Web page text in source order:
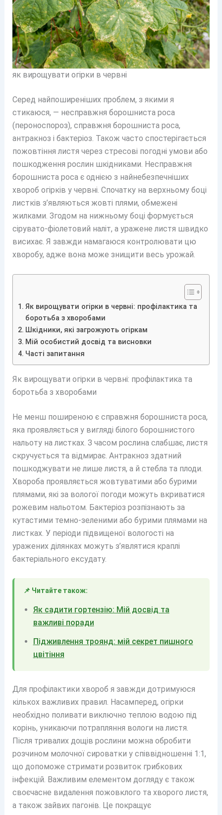
як вирощувати огірки в червні
Серед найпоширеніших проблем, з якими я
стикаюся, — несправжня борошниста роса
(пероноспороз), справжня борошниста роса,
антракноз і бактеріоз. Також часто спостерігається
пожовтіння листя через стресові погодні умови або
пошкодження рослин шкідниками. Несправжня
борошниста роса є однією з найнебезпечніших
хвороб огірків у червні. Спочатку на верхньому боці
листків з’являються жовті плями, обмежені
жилками. Згодом на нижньому боці формується
сірувато-фіолетовий наліт, а уражене листя швидко
висихає. Я завжди намагаюся контролювати цю
хворобу, адже вона може знищити весь урожай.
Як вирощувати огірки в червні: профілактика та
боротьба з хворобами
Шкідники, які загрожують огіркам
Мій особистий досвід та висновки
Часті запитання
Як вирощувати огірки в червні: профілактика та
боротьба з хворобами
Не менш поширеною є справжня борошниста роса,
яка проявляється у вигляді білого борошнистого
нальоту на листках. З часом рослина слабшає, листя
скручується та відмирає. Антракноз здатний
пошкоджувати не лише листя, а й стебла та плоди.
Хвороба проявляється жовтуватими або бурими
плямами, які за вологої погоди можуть вкриватися
рожевим нальотом. Бактеріоз розпізнають за
кутастими темно-зеленими або бурими плямами на
листках. У періоди підвищеної вологості на
уражених ділянках можуть з’являтися краплі
бактеріального ексудату.
📌 Читайте також:
Як садити гортензію: Мій досвід та
важливі поради
Підживлення троянд: мій секрет пишного
цвітіння
Для профілактики хвороб я завжди дотримуюся
кількох важливих правил. Насамперед, огірки
необхідно поливати виключно теплою водою під
корінь, уникаючи потрапляння вологи на листя.
Після тривалих дощів рослини можна обробити
розчином молочної сироватки у співвідношенні 1:1,
що допоможе стримати розвиток грибкових
інфекцій. Важливим елементом догляду є також
своєчасне видалення пожовклого та хворого листя,
а також зайвих пагонів. Це покращує